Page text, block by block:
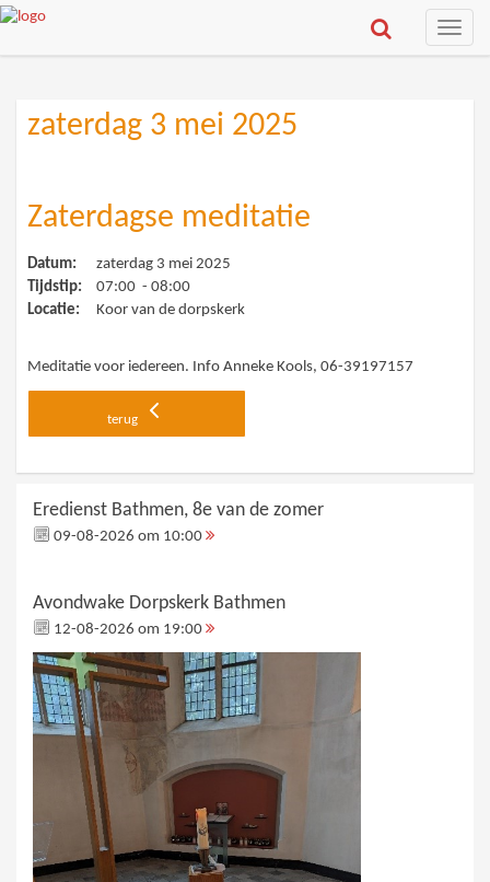
Toggle
zaterdag 3 mei 2025
Zaterdagse meditatie
Datum:
zaterdag 3 mei 2025
Tijdstip:
07:00 - 08:00
Locatie:
Koor van de dorpskerk
Meditatie voor iedereen. Info Anneke Kools, 06-39197157
terug
Eredienst Bathmen, 8e van de zomer
09-08-2026 om 10:00
Avondwake Dorpskerk Bathmen
12-08-2026 om 19:00